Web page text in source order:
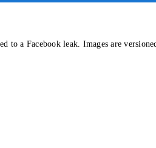
to a Facebook leak. Images are